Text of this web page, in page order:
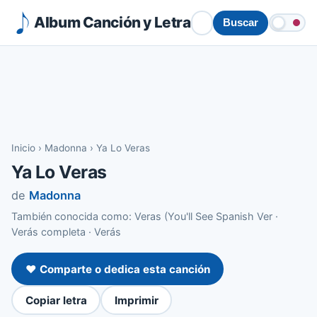
Album Canción y Letra Buscar
Inicio › Madonna › Ya Lo Veras
Ya Lo Veras
de Madonna
También conocida como: Veras (You'll See Spanish Ver ·
Verás completa · Verás
❤️ Comparte o dedica esta canción
Copiar letra Imprimir